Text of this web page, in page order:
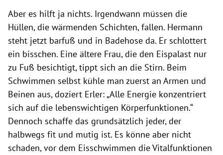
Aber es hilft ja nichts. Irgendwann müssen die
Hüllen, die wärmenden Schichten, fallen. Hermann
steht jetzt barfuß und in Badehose da. Er schlottert
ein bisschen. Eine ältere Frau, die den Eispalast nur
zu Fuß besichtigt, tippt sich an die Stirn. Beim
Schwimmen selbst kühle man zuerst an Armen und
Beinen aus, doziert Erler: „Alle Energie konzentriert
sich auf die lebenswichtigen Körperfunktionen.“
Dennoch schaffe das grundsätzlich jeder, der
halbwegs fit und mutig ist. Es könne aber nicht
schaden, vor dem Eisschwimmen die Vitalfunktionen